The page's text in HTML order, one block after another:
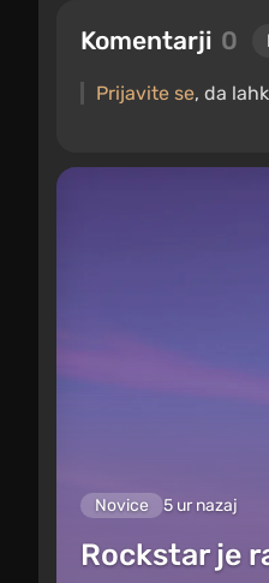
Komentarji 0
Prijavite se, da
Novice 5 ur nazaj
Rockstar je